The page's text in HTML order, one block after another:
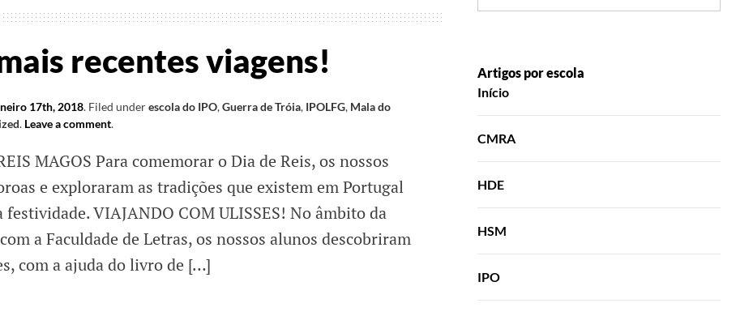
recentes viagens!
17th, 2018. Filed underescola do IPO,Guerra de Tróia, IPOLFG, Mala do
. Leave a comment.
MAGOS Para comemorar o Dia de Reis, os nossos
e exploraram as tradições que existem em Portugal
festividade. VIAJANDO COM ULISSES! No âmbito da
a Faculdade de Letras, os nossos alunos descobriram
com a ajuda do livro de […]
Artigos por escola
Início
CMRA
HDE
HSM
IPO